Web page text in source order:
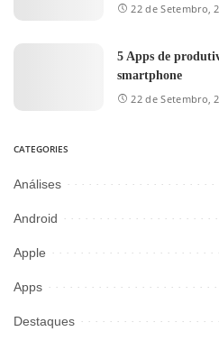
22 de Setembro,
5 Apps de
smartphone
22 de Setembro,
CATEGORIES
Análises
Android
Apple
Apps
Destaques